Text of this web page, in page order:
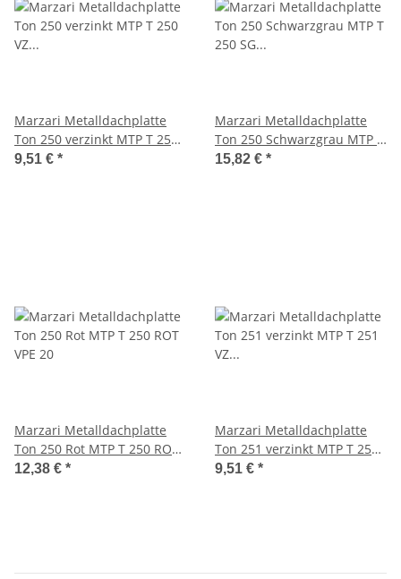
Marzari Metalldachplatte
Ton 250 verzinkt MTP T 250
VZ VPE 20
9,51 € *
Marzari Metalldachplatte
Ton 250 Schwarzgrau MTP T
250 SG VPE 20
15,82 € *
Marzari Metalldachplatte
Ton 250 Rot MTP T 250 ROT
VPE 20
12,38 € *
Marzari Metalldachplatte
Ton 251 verzinkt MTP T 251
VZ VPE 20
9,51 € *